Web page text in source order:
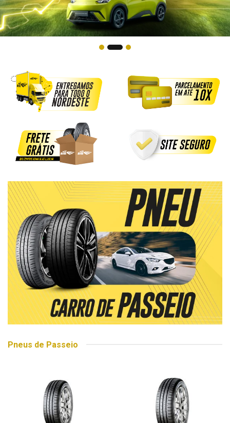
Pneus de Passeio